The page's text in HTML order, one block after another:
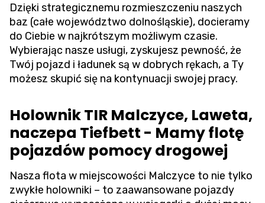
Dzięki strategicznemu rozmieszczeniu naszych
baz (całe województwo dolnośląskie), docieramy
do Ciebie w najkrótszym możliwym czasie.
Wybierając nasze usługi, zyskujesz pewność, że
Twój pojazd i ładunek są w dobrych rękach, a Ty
możesz skupić się na kontynuacji swojej pracy.
Holownik TIR Malczyce, Laweta,
naczepa Tiefbett - Mamy flotę
pojazdów pomocy drogowej
Nasza flota w miejscowości Malczyce to nie tylko
zwykłe holowniki – to zaawansowane pojazdy